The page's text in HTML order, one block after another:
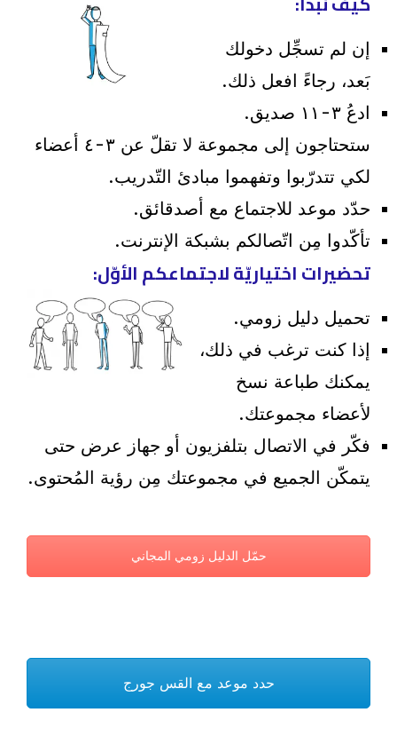
إن لم تسجِّل دخولك
بَعد، رجاءً افعل ذلك.
ادعُ ٣-١١ صديق.
ستحتاجون إلى مجموعة لا تقلّ عن ٣-٤ أعضاء
لكي تتدرّبوا وتفهموا مبادئ التّدريب.
حدّد موعد للاجتماع مع أصدقائق.
تأكّدوا مِن اتّصالكم بشبكة الإنترنت.
تحضيرات اختياريّة لاجتماعكم الأوّل:
تحميل دليل زومي.
إذا كنت ترغب في ذلك،
يمكنك طباعة نسخ
لأعضاء مجموعتك.
فكّر في الاتصال بتلفزيون أو جهاز عرض حتى
يتمكّن الجميع في مجموعتك مِن رؤية المُحتوى.
حمّل الدليل زومي المجاني
حدد موعد مع القس جورج